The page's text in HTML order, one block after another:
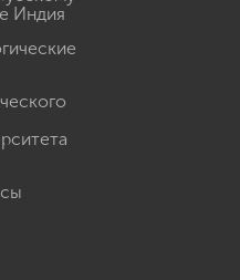
Индия